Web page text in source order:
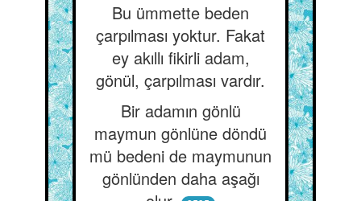
Bu ümmette beden
çarpılması yoktur. Fakat
ey akıllı fikirli adam,
gönül, çarpılması vardır.
Bir adamın gönlü
maymun gönlüne döndü
mü bedeni de maymunun
gönlünden daha aşağı